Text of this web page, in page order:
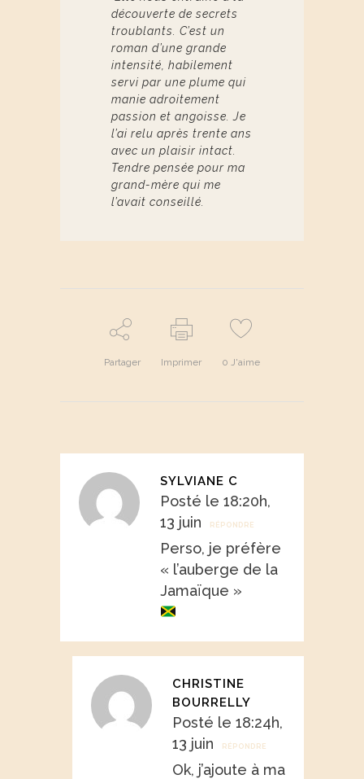
découverte de secrets
troublants. C’est un
roman d’une grande
intensité, habilement
servi par une plume qui
manie adroitement
passion et angoisse. Je
l’ai relu après trente ans
avec un plaisir intact.
Tendre pensée pour ma
grand-mère qui me
l’avait conseillé.
Partager Imprimer 0 J'aime
SYLVIANE C
Posté le 18:20h,
13 juin
RÉPONDRE
Perso, je préfère
« l’auberge de la
Jamaïque »
CHRISTINE
BOURRELLY
Posté le 18:24h,
13 juin
RÉPONDRE
Ok, j’ajoute à ma